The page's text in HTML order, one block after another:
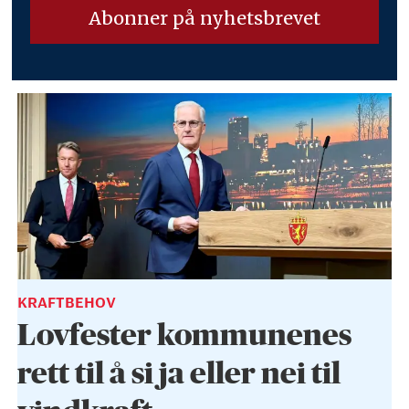
KRAFTBEHOV
Lovfester kommunenes
rett til å si ja eller nei til